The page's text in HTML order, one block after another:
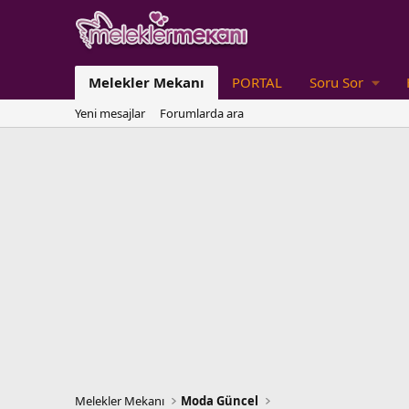
Melekler Mekanı PORTAL Soru Sor
Yeni mesajlar Forumlarda ara
Melekler Mekanı Moda Güncel